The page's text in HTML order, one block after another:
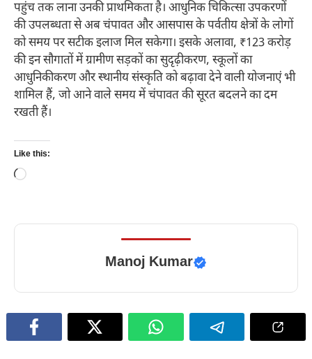
पहुंच तक लाना उनकी प्राथमिकता है। आधुनिक चिकित्सा उपकरणों
की उपलब्धता से अब चंपावत और आसपास के पर्वतीय क्षेत्रों के लोगों
को समय पर सटीक इलाज मिल सकेगा। इसके अलावा, ₹123 करोड़
की इन सौगातों में ग्रामीण सड़कों का सुदृढ़ीकरण, स्कूलों का
आधुनिकीकरण और स्थानीय संस्कृति को बढ़ावा देने वाली योजनाएं भी
शामिल हैं, जो आने वाले समय में चंपावत की सूरत बदलने का दम
रखती हैं।
Like this:
Loading…
Manoj Kumar